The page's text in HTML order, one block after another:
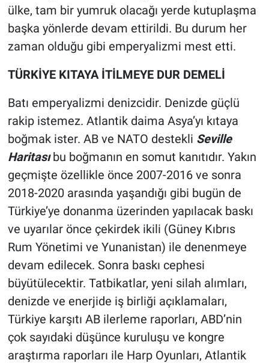
ülke, tam bir yumruk olacağı yerde kutuplaşma
başka yönlerde devam ettirildi. Bu durum her
zaman olduğu gibi emperyalizmi mest etti.
TÜRKİYE KITAYA İTİLMEYE DUR DEMELİ
Batı emperyalizmi denizcidir. Denizde güçlü
rakip istemez. Atlantik daima Asya’yı kıtaya
boğmak ister. AB ve NATO destekli Seville
Haritasıbu boğmanın en somut kanıtıdır. Yakın
geçmişte özellikle önce 2007-2016 ve sonra
2018-2020 arasında yaşandığı gibi bugün de
Türkiye’ye donanma üzerinden yapılacak baskı
ve uyarılar önce çekirdek ikili (Güney Kıbrıs
Rum Yönetimi ve Yunanistan) ile denenmeye
devam edilecek. Sonra baskı cephesi
büyütülecektir. Tatbikatlar, yeni silah alımları,
denizde ve enerjide iş birliği açıklamaları,
Türkiye karşıtı AB ilerleme raporları, ABD’nin
çok sayıdaki düşünce kuruluşu ve kongre
araştırma raporları ile Harp Oyunları, Atlantik